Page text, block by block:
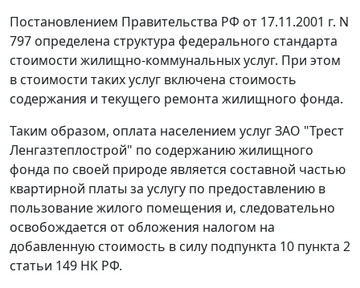
Постановлением Правительства РФ от 17.11.2001 г. N
797 определена структура федерального стандарта
стоимости жилищно-коммунальных услуг. При этом
в стоимости таких услуг включена стоимость
содержания и текущего ремонта жилищного фонда.
Таким образом, оплата населением услуг ЗАО "Трест
Ленгазтеплострой" по содержанию жилищного
фонда по своей природе является составной частью
квартирной платы за услугу по предоставлению в
пользование жилого помещения и, следовательно
освобождается от обложения налогом на
добавленную стоимость в силу подпункта 10 пункта 2
статьи 149 НК РФ.